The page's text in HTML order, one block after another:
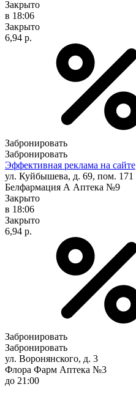
Закрыто
в 18:06
Закрыто
6,94 р.
Забронировать
Забронировать
Эффективная реклама на сайте
ул. Куйбышева, д. 69, пом. 171
Белфармация А Аптека №9
Закрыто
в 18:06
Закрыто
6,94 р.
Забронировать
Забронировать
ул. Воронянского, д. 3
Флора Фарм Аптека №3
до 21:00